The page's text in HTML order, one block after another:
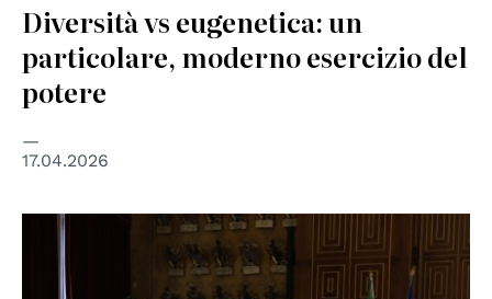
Diversità vs eugenetica: un
particolare, moderno esercizio del
potere
17.04.2026